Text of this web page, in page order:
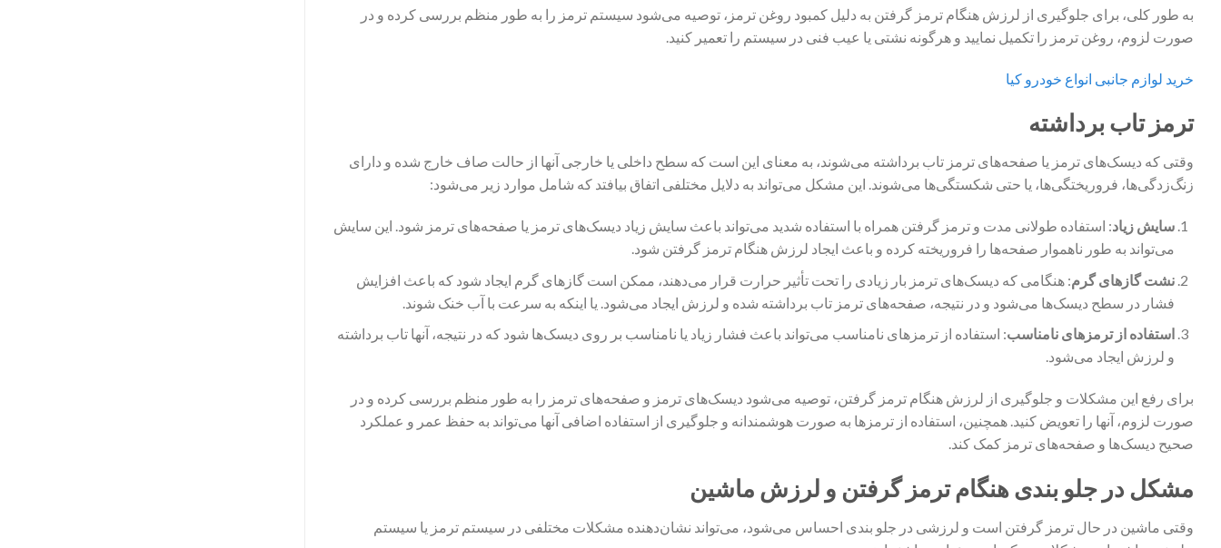
به طور کلی، برای جلوگیری از لرزش هنگام ترمز گرفتن به دلیل کمبود روغن ترمز، توصیه می‌شود سیستم ترمز را به طور منظم بررسی کرده و در
صورت لزوم، روغن ترمز را تکمیل نمایید و هرگونه نشتی یا عیب فنی در سیستم را تعمیر کنید.
خرید لوازم جانبی انواع خودرو کیا
ترمز تاب برداشته
وقتی که دیسک‌های ترمز یا صفحه‌های ترمز تاب برداشته می‌شوند، به معنای این است که سطح داخلی یا خارجی آنها از حالت صاف خارج شده و دارای
زنگ‌زدگی‌ها، فروریختگی‌ها، یا حتی شکستگی‌ها می‌شوند. این مشکل می‌تواند به دلایل مختلفی اتفاق بیافتد که شامل موارد زیر می‌شود:
سایش زیاد: استفاده طولانی مدت و ترمز گرفتن همراه با استفاده شدید می‌تواند باعث سایش زیاد دیسک‌های ترمز یا صفحه‌های ترمز شود. این سایش
می‌تواند به طور ناهموار صفحه‌ها را فروریخته کرده و باعث ایجاد لرزش هنگام ترمز گرفتن شود.
نشت گازهای گرم: هنگامی که دیسک‌های ترمز بار زیادی را تحت تأثیر حرارت قرار می‌دهند، ممکن است گازهای گرم ایجاد شود که باعث افزایش
فشار در سطح دیسک‌ها می‌شود و در نتیجه، صفحه‌های ترمز تاب برداشته شده و لرزش ایجاد می‌شود. یا اینکه به سرعت با آب خنک شوند.
استفاده از ترمز‌های نامناسب: استفاده از ترمز‌های نامناسب می‌تواند باعث فشار زیاد یا نامناسب بر روی دیسک‌ها شود که در نتیجه، آنها تاب برداشته
و لرزش ایجاد می‌شود.
برای رفع این مشکلات و جلوگیری از لرزش هنگام ترمز گرفتن، توصیه می‌شود دیسک‌های ترمز و صفحه‌های ترمز را به طور منظم بررسی کرده و در
صورت لزوم، آنها را تعویض کنید. همچنین، استفاده از ترمز‌ها به صورت هوشمندانه و جلوگیری از استفاده اضافی آنها می‌تواند به حفظ عمر و عملکرد
صحیح دیسک‌ها و صفحه‌های ترمز کمک کند.
مشکل در جلو بندی هنگام ترمز گرفتن و لرزش ماشین
وقتی ماشین در حال ترمز گرفتن است و لرزشی در جلو بندی احساس می‌شود، می‌تواند نشان‌دهنده مشکلات مختلفی در سیستم ترمز یا سیستم